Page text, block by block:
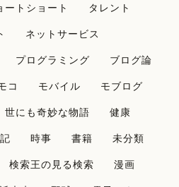
ートショート
タレント
ネットサービス
プログラミング
ブログ論
コ モバイル
モブログ
世にも奇妙な物語
健康
時事 書籍
未分類
検索王の見る検索
漫画